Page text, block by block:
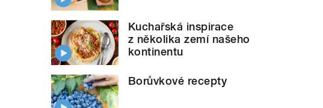
Kuchařská inspirace
z několika zemí našeho
kontinentu
Borůvkové recepty